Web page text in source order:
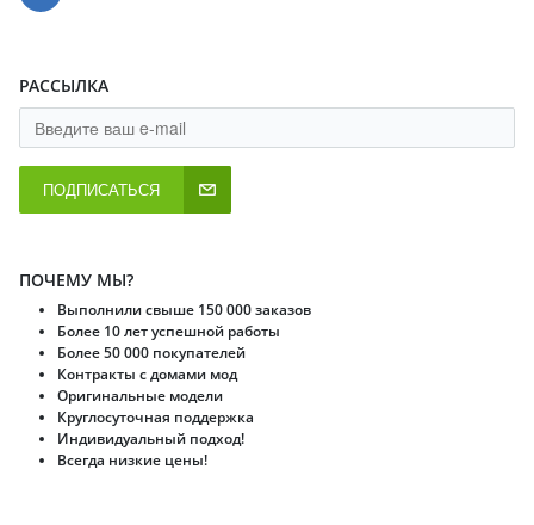
РАССЫЛКА
ПОДПИСАТЬСЯ
ПОЧЕМУ МЫ?
Выполнили свыше 150 000 заказов
Более 10 лет успешной работы
Более 50 000 покупателей
Контракты с домами мод
Оригинальные модели
Круглосуточная поддержка
Индивидуальный подход!
Всегда низкие цены!